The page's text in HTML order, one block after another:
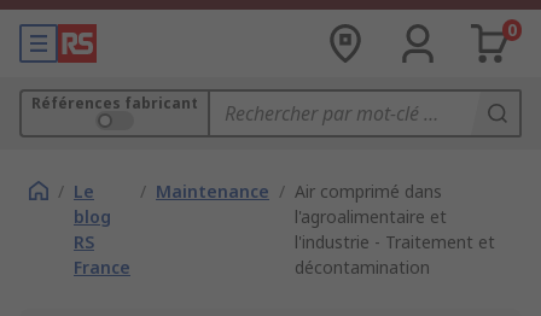
0
Références fabricant
/ Le
blog
RS
France
/ Maintenance / Air comprimé dans
l'agroalimentaire et
l'industrie - Traitement et
décontamination